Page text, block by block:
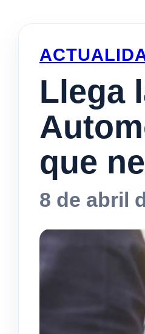
Llega
que
8 de abril